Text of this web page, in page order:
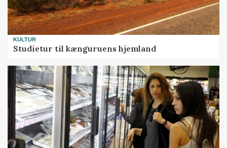
KULTUR
Studietur til kænguruens hjemland